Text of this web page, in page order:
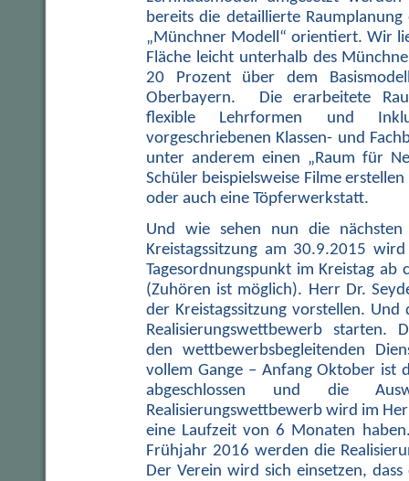
bereits die detaillierte
„Münchner Modell“ orientiert. Wir
Fläche leicht unterhalb des
20 Prozent über dem
Oberbayern. Die erarbeitete
flexible Lehrformen und
vorgeschriebenen Klassen- und
unter anderem einen „Raum für
Schüler beispielsweise Filme
oder auch eine Töpferwerkstatt.
Und wie sehen nun die
Kreistagssitzung am 30.9.2015
Tagesordnungspunkt im Kreistag ab
(Zuhören ist möglich). Herr Dr.
der Kreistagssitzung vorstellen.
Realisierungswettbewerb starten.
den wettbewerbsbegleitenden
vollem Gange – Anfang Oktober ist
abgeschlossen und die
Realisierungswettbewerb wird im
eine Laufzeit von 6 Monaten
Frühjahr 2016 werden die
Der Verein wird sich einsetzen,